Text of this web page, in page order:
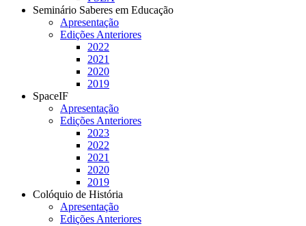
Seminário Saberes em Educação
Apresentação
Edições Anteriores
2022
2021
2020
2019
SpaceIF
Apresentação
Edições Anteriores
2023
2022
2021
2020
2019
Colóquio de História
Apresentação
Edições Anteriores